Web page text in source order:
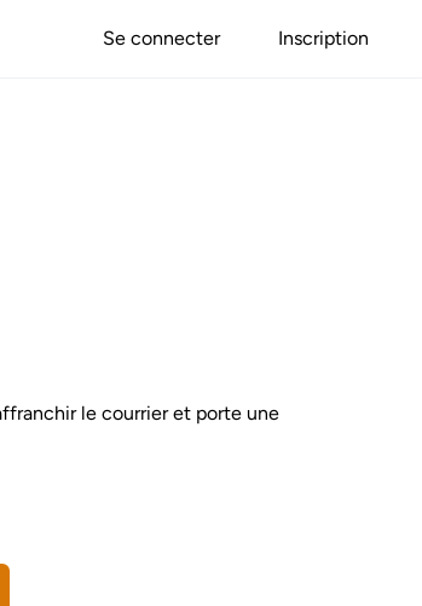
Se connecter Inscription
le courrier et porte une